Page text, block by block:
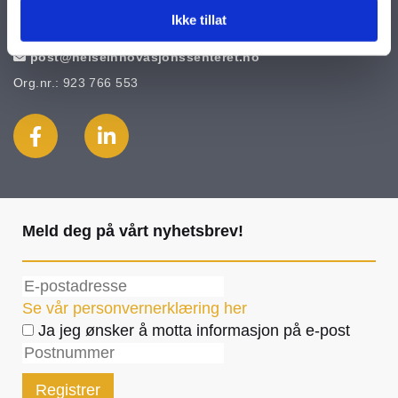
Ikke tillat
 post@helseinnovasjonssenteret.no
Org.nr.: 923 766 553
Meld deg på vårt nyhetsbrev!
Se vår personvernerklæring her
Ja jeg ønsker å motta informasjon på e-post